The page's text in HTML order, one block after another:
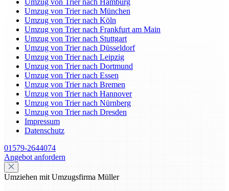
Umzug von Trier nach Hamburg
Umzug von Trier nach München
Umzug von Trier nach Köln
Umzug von Trier nach Frankfurt am Main
Umzug von Trier nach Stuttgart
Umzug von Trier nach Düsseldorf
Umzug von Trier nach Leipzig
Umzug von Trier nach Dortmund
Umzug von Trier nach Essen
Umzug von Trier nach Bremen
Umzug von Trier nach Hannover
Umzug von Trier nach Nürnberg
Umzug von Trier nach Dresden
Impressum
Datenschutz
01579-2644074
Angebot anfordern
Umziehen mit Umzugsfirma Müller